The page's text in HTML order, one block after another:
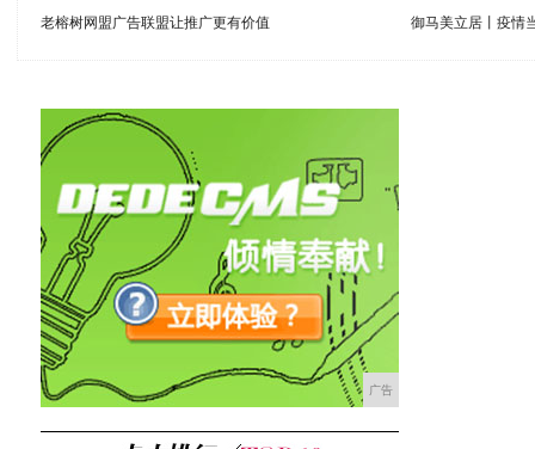
老榕树网盟广告联盟让推广更有价值 御马美立居丨疫情
广告